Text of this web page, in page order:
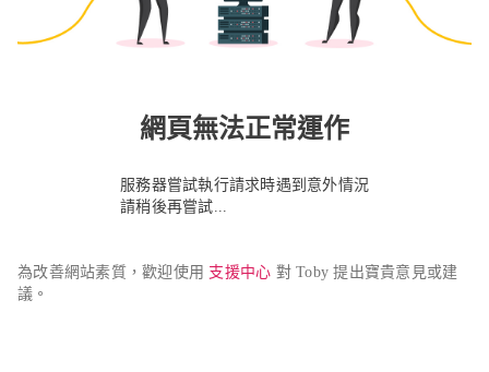
網頁無法正常運作
服務器嘗試執行請求時遇到意外情況
請稍後再嘗試...
為改善網站素質，歡迎使用 支援中心 對 Toby 提出寶貴意見或建
議。